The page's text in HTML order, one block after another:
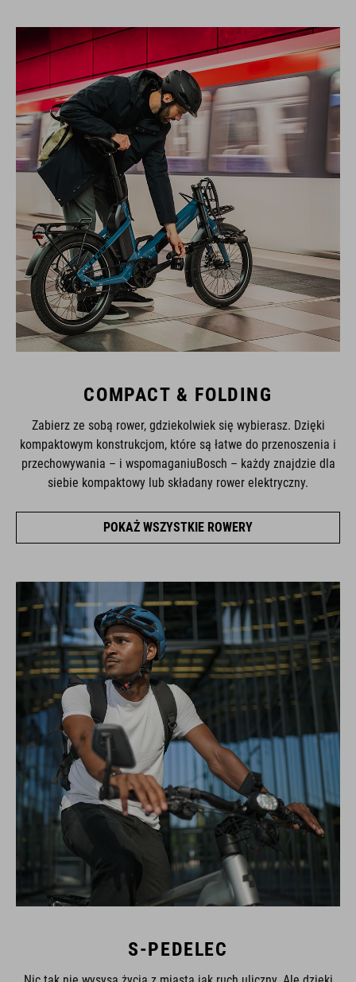
COMPACT & FOLDING
Zabierz ze sobą rower, gdziekolwiek się wybierasz. Dzięki
kompaktowym konstrukcjom, które są łatwe do przenoszenia i
przechowywania – i wspomaganiuBosch – każdy znajdzie dla
siebie kompaktowy lub składany rower elektryczny.
POKAŻ WSZYSTKIE ROWERY
S-PEDELEC